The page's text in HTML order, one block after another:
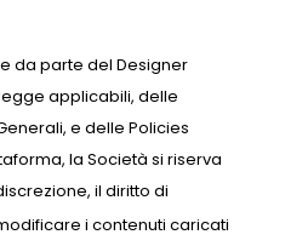
da parte del Designer
applicabili, delle
e delle Policies
la Società si riserva
il diritto di
i contenuti caricati